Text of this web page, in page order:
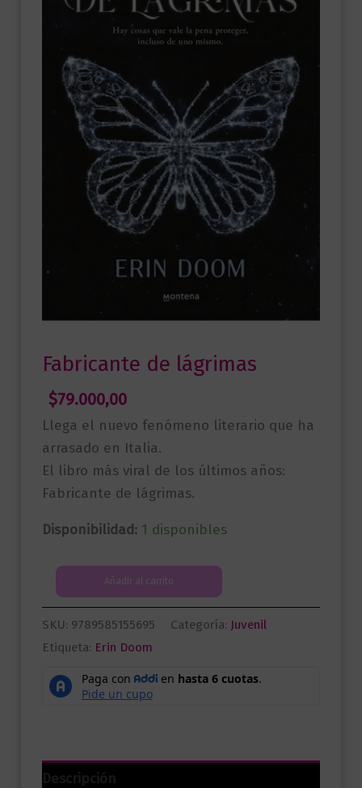
Fabricante de lágrimas
$79.000,00
Llega el nuevo fenómeno literario que ha
arrasado en Italia.
El libro más viral de los últimos años:
Fabricante de lágrimas.
Disponibilidad: 1 disponibles
Fabricante
de
lágrimas
cantidad
Añadir al carrito
SKU: 9789585155695 Categoría: Juvenil
Etiqueta: Erin Doom
Descripción